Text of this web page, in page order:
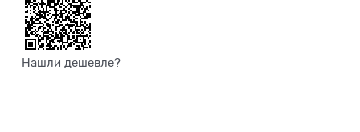
Нашли дешевле?